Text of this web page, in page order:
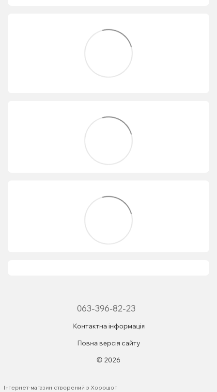
063-396-82-23
Контактна інформація
Повна версія сайту
© 2026
Інтернет-магазин створений з Хорошоп